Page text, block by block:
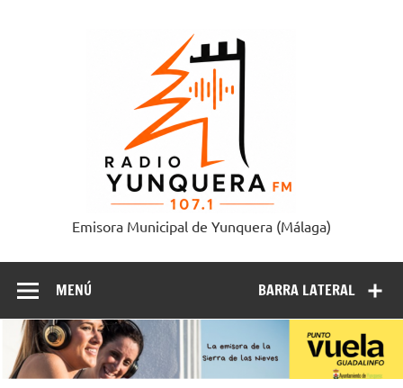
Emisora Municipal de Yunquera (Málaga)
BARRA LATERAL
MENÚ